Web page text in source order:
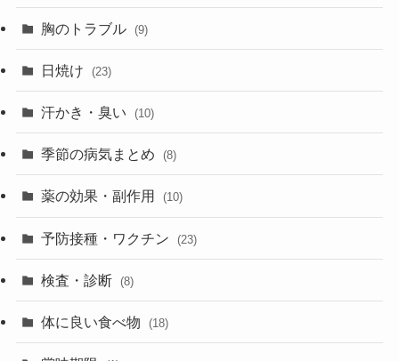
胸のトラブル (9)
日焼け (23)
汗かき・臭い (10)
季節の病気まとめ (8)
薬の効果・副作用 (10)
予防接種・ワクチン (23)
検査・診断 (8)
体に良い食べ物 (18)